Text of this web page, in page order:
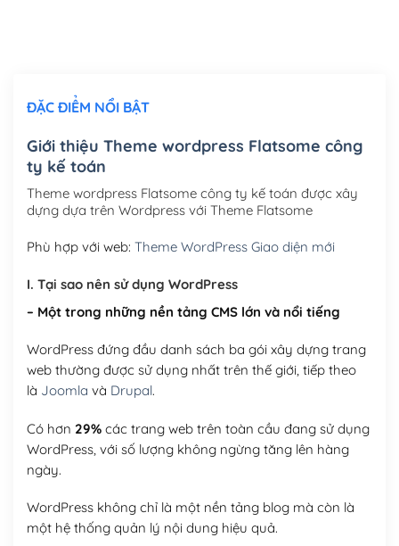
Mua thêm Host + Tên miền
Tên miền Việt Nam .vn (1 năm)
Hosting 2GB SSD (1 năm)(+450,000₫)
Hosting 3GB SSD (1 năm)(+550,000₫)
Hosting 5GB SSD (1 năm)
Hosting 8GB SSD (1 năm) (+950,000₫)
ĐẶC ĐIỂM NỔI BẬT
Giới thiệu Theme wordpress Flatsome công
ty kế toán
Theme wordpress Flatsome công ty kế toán được xây
dựng dựa trên Wordpress với Theme Flatsome
Phù hợp với web: Theme WordPress Giao diện mới
I. Tại sao nên sử dụng WordPress
– Một trong những nền tảng CMS lớn và nổi tiếng
WordPress đứng đầu danh sách ba gói xây dựng trang
web thường được sử dụng nhất trên thế giới, tiếp theo
là Joomla và Drupal.
Có hơn 29%các trang web trên toàn cầu đang sử dụng
WordPress, với số lượng không ngừng tăng lên hàng
ngày.
WordPress không chỉ là một nền tảng blog mà còn là
một hệ thống quản lý nội dung hiệu quả.